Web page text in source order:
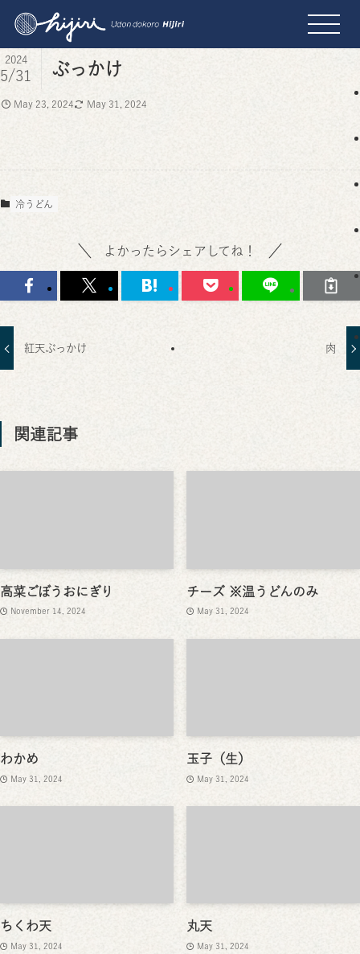
ぶっかけ
2024
5/31
May 23, 2024 May 31, 2024
冷うどん
よかったらシェアしてね！
紅天ぶっかけ 肉
関連記事
高菜ごぼうおにぎり
November 14, 2024
チーズ ※温うどんのみ
May 31, 2024
わかめ
May 31, 2024
玉子（生）
May 31, 2024
ちくわ天
May 31, 2024
丸天
May 31, 2024